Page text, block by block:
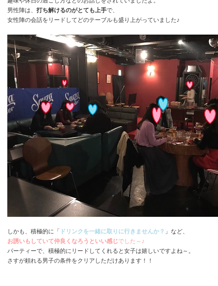
男性陣は、 打ち解けるのがとても上手で、
女性陣の会話をリードしてどのテーブルも盛り上がっていました♪
しかも、積極的に「 ドリンクを一緒に取りに行きませんか？ 」など、
お誘いもしていて仲良くなろうといい感じでした～♪
パーティーで、積極的にリードしてくれると女子は嬉しいですよね～。
さすが頼れる男子の条件をクリアしただけあります！！